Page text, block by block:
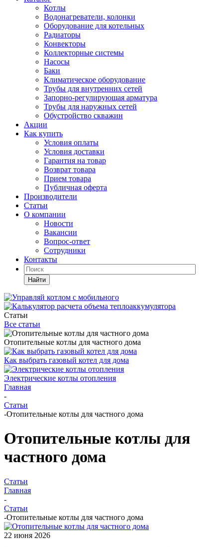
Котлы
Водонагреватели, колонки
Оборудование для котельных
Радиаторы
Конвекторы
Коллекторные системы
Насосы
Баки
Климатическое оборудование
Трубы для внутренних сетей
Запорно-регулирующая арматура
Трубы для наружных сетей
Обустройство скважин
Акции
Как купить
Условия оплаты
Условия доставки
Гарантия на товар
Возврат товара
Прием товара
Публичная оферта
Производители
Статьи
О компании
Новости
Вакансии
Вопрос-ответ
Сотрудники
Контакты
Найти
Статьи
Все статьи
Отопительные котлы для частного дома
Как выбрать газовый котел для дома
Электрические котлы отопления
Главная
-
Статьи
-Отопительные котлы для частного дома
Отопительные котлы для
частного дома
Статьи
Главная
-
Статьи
-Отопительные котлы для частного дома
22 июня 2026